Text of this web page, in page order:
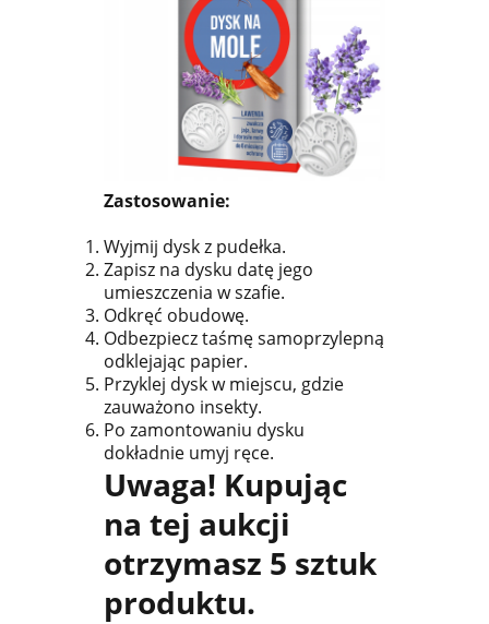
Zastosowanie:
Wyjmij dysk z pudełka.
Zapisz na dysku datę jego
umieszczenia w szafie.
Odkręć obudowę.
Odbezpiecz taśmę samoprzylepną
odklejając papier.
Przyklej dysk w miejscu, gdzie
zauważono insekty.
Po zamontowaniu dysku
dokładnie umyj ręce.
Uwaga! Kupując
na tej aukcji
otrzymasz 5 sztuk
produktu.